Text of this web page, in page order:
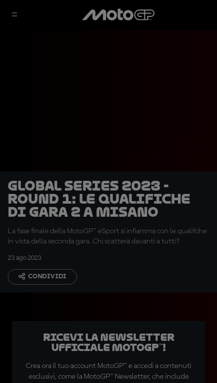
Global Series 2023 -
Round 1: le qualifiche
di Gara 2 a Misano
La fase finale della MotoGP™ eSport si infiamma con le qualifche
in vista della seconda gara. Chi scatterà davanti a tutti?
23 ago 2023
CONDIVIDI
Ricevi la newsletter
ufficiale MotoGP™!
Crea ora il tuo account MotoGP™ e accedi a contenuti
esclusivi, come la MotoGP™ Newsletter, che include